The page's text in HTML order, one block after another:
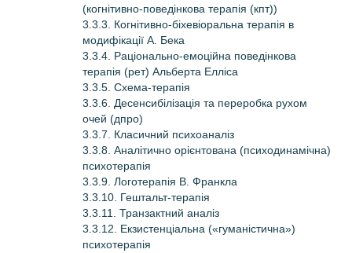
(когнітивно-поведінкова терапія (кпт))
3.3.3. Когнітивно-біхевіоральна терапія в
модифікації А. Бека
3.3.4. Раціонально-емоційна поведінкова
терапія (рет) Альберта Елліса
3.3.5. Схема-терапія
3.3.6. Десенсибілізація та переробка рухом
очей (дпро)
3.3.7. Класичний психоаналіз
3.3.8. Аналітично орієнтована (психодинамічна)
психотерапія
3.3.9. Логотерапія В. Франкла
3.3.10. Гештальт-терапія
3.3.11. Транзактний аналіз
3.3.12. Екзистенціальна («гуманістична»)
психотерапія